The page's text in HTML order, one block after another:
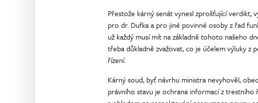
Přestože kárný senát vynesl zprošťující verdikt,
pro dr. Dufka a pro jiné povinné osoby z řad
už každý musí mít na základně tohoto našeho
třeba důkladně zvažovat, co je účelem výluky
řízení.
Kárný soud, byť návrhu ministra nevyhověl,
právního stavu je ochrana informací z